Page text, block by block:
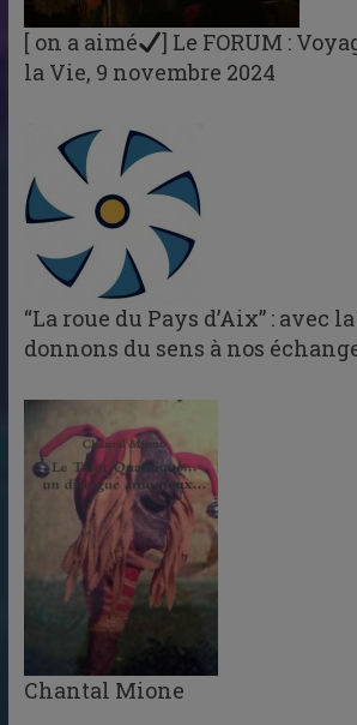
[ on a aimé
] Le FORUM :
la Vie, 9 novembre 2024
“La roue du Pays d’Aix” : avec
donnons du sens à nos
Chantal Mione